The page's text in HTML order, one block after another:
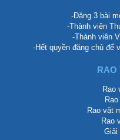
-Đăng 3 bài
-Thành viên
-Thành viên
-Hết quyền đăng chủ để
RAO
Rao
Rao vặt
Rao
Giải